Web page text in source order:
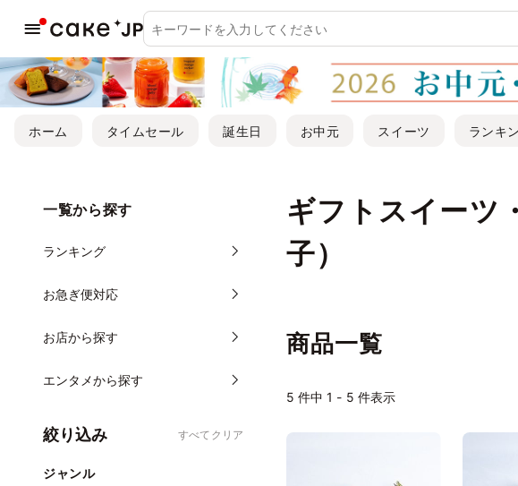
ホーム タイムセール 誕生日 お中元 スイーツ ランキ
ギフトスイーツ
子）
一覧から探す
ランキング
お急ぎ便対応
お店から探す
エンタメから探す
絞り込み すべてクリア
ジャンル
商品一覧
5 件中 1 - 5 件表示